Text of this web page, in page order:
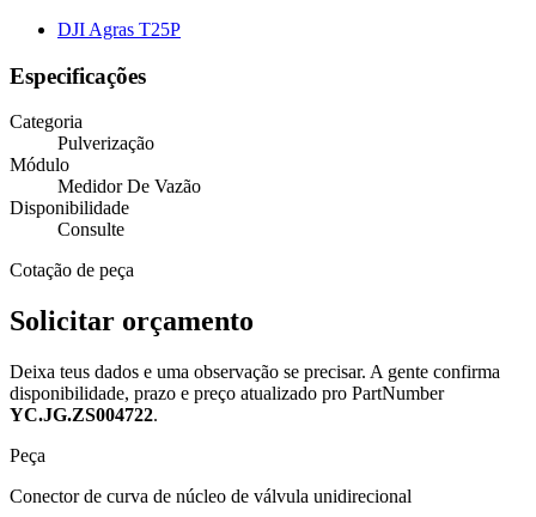
DJI Agras T25P
Especificações
Categoria
Pulverização
Módulo
Medidor De Vazão
Disponibilidade
Consulte
Cotação de peça
Solicitar orçamento
Deixa teus dados e uma observação se precisar. A gente confirma
disponibilidade, prazo e preço atualizado pro PartNumber
YC.JG.ZS004722.
Peça
Conector de curva de núcleo de válvula unidirecional